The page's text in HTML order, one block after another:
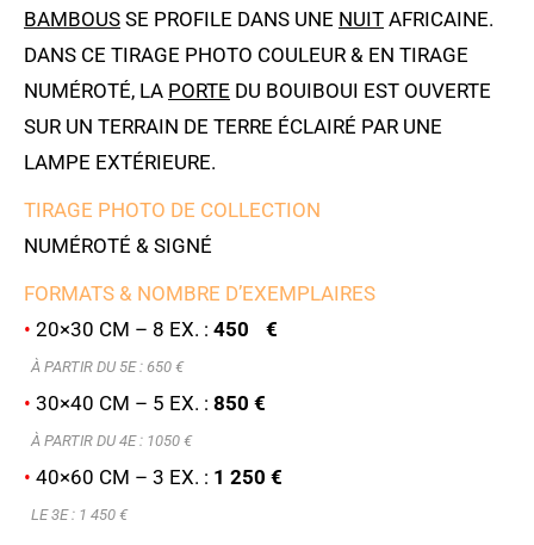
BAMBOUS SE PROFILE DANS UNE NUIT AFRICAINE.
DANS CE TIRAGE PHOTO COULEUR & EN TIRAGE
NUMÉROTÉ, LA PORTE DU BOUIBOUI EST OUVERTE
SUR UN TERRAIN DE TERRE ÉCLAIRÉ PAR UNE
LAMPE EXTÉRIEURE.
TIRAGE PHOTO DE COLLECTION
NUMÉROTÉ & SIGNÉ
FORMATS & NOMBRE D’EXEMPLAIRES
• 20×30 CM – 8 EX. : 450 €
À PARTIR DU 5E : 650 €
• 30×40 CM – 5 EX. : 850 €
À PARTIR DU 4E : 1050 €
• 40×60 CM – 3 EX. : 1 250 €
LE 3E : 1 450 €